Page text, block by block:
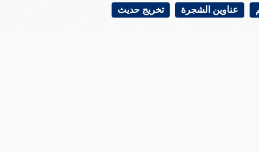
عناوين الشجرة تخريج حديث